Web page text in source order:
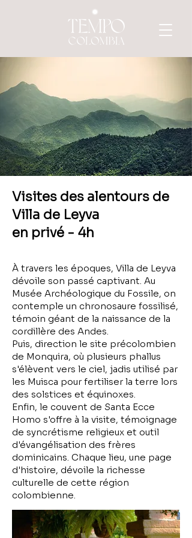
Visites des alentours de
Villa de Leyva
en privé - 4h
À travers les époques, Villa de Leyva
dévoile son passé captivant. Au
Musée Archéologique du Fossile, on
contemple un chronosaure fossilisé,
témoin géant de la naissance de la
cordillère des Andes.
Puis, direction le site précolombien
de Monquira, où plusieurs phallus
s'élèvent vers le ciel, jadis utilisé par
les Muisca pour fertiliser la terre lors
des solstices et équinoxes.
Enfin, le couvent de Santa Ecce
Homo s'offre à la visite, témoignage
de syncrétisme religieux et outil
d'évangélisation des frères
dominicains. Chaque lieu, une page
d'histoire, dévoile la richesse
culturelle de cette région
colombienne.